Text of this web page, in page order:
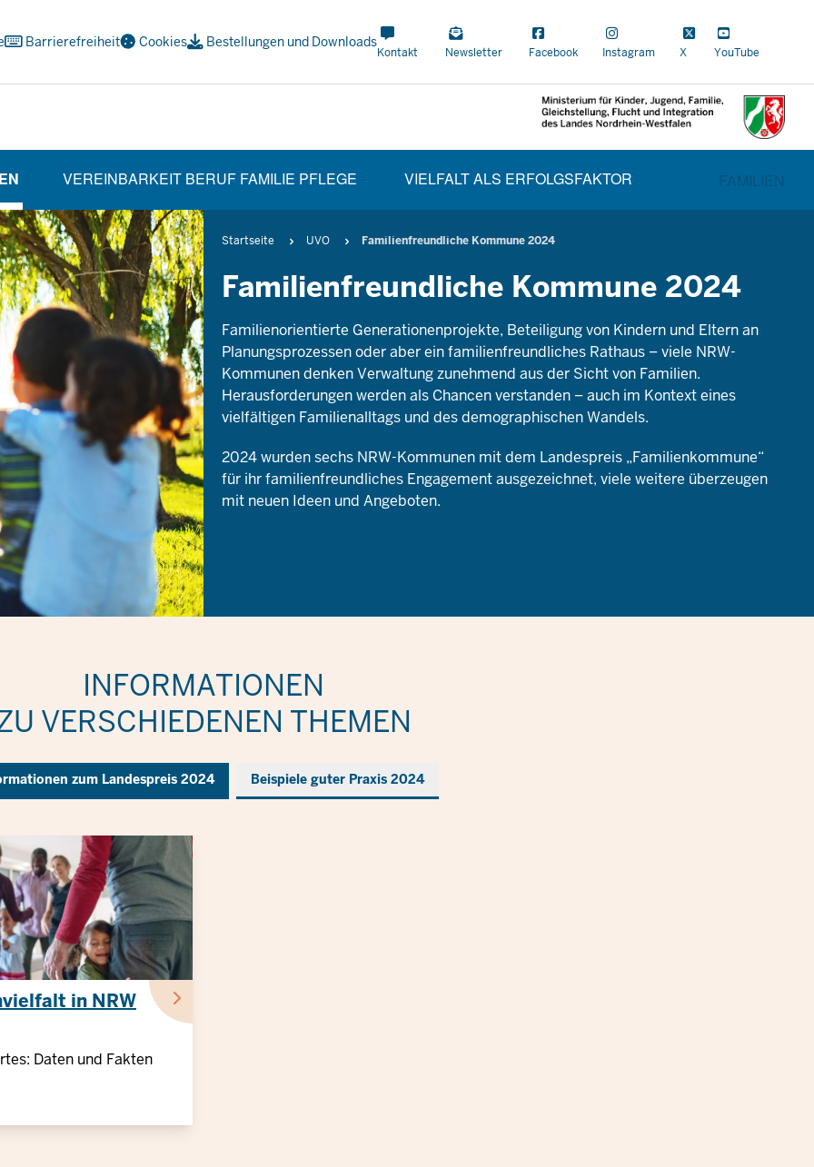
Barrierefreiheit Cookies Bestellungen und Downloads Meta
Navi
Kontakt Newsletter Facebook Instagram X YouTube
VEREINBARKEIT BERUF FAMILIE PFLEGE VIELFALT ALS ERFOLGSFAKTOR FAMILIEN
Pfadnavigation
Startseite UVO Familienfreundliche Kommune 2024
Familienfreundliche Kommune 2024
Familienorientierte Generationenprojekte, Beteiligung von Kindern und Eltern an
Planungsprozessen oder aber ein familienfreundliches Rathaus – viele NRW-
Kommunen denken Verwaltung zunehmend aus der Sicht von Familien.
Herausforderungen werden als Chancen verstanden – auch im Kontext eines
vielfältigen Familienalltags und des demographischen Wandels.
2024 wurden sechs NRW-Kommunen mit dem Landespreis „Familienkommune“
für ihr familienfreundliches Engagement ausgezeichnet, viele weitere überzeugen
mit neuen Ideen und Angeboten.
INFORMATIONEN
VERSCHIEDENEN THEMEN
zum Landespreis 2024 Beispiele guter Praxis 2024
in NRW
Daten und Fakten